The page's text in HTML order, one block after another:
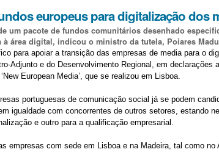
europeus para digitalização dos
um pacote de fundos comunitários desenhado
à área digital, indicou o ministro da tutela, Poiares
para apoiar a transição das empresas de media para o
Adjunto e do Desenvolvimento Regional, em declarações
European Media’, que se realizou em Lisboa.
portuguesas de comunicação social já se podem
igualdade com concorrentes de outros setores, estando
e outro para a qualificação empresarial.
empresas com sede em Lisboa e na Madeira, tal como no